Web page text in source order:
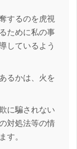
するのを虎視
ために私の事
しているよう
るかは、火を
に騙されない
対処法等の情
す。